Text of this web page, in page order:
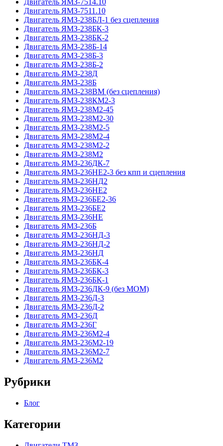
Двигатель ЯМЗ-7514.10
Двигатель ЯМЗ-7511.10
Двигатель ЯМЗ-238БЛ-1 без сцепления
Двигатель ЯМЗ-238БК-3
Двигатель ЯМЗ-238БК-2
Двигатель ЯМЗ-238Б-14
Двигатель ЯМЗ-238Б-3
Двигатель ЯМЗ-238Б-2
Двигатель ЯМЗ-238Д
Двигатель ЯМЗ-238Б
Двигатель ЯМЗ-238ВМ (без сцепления)
Двигатель ЯМЗ-238КМ2-3
Двигатель ЯМЗ-238М2-45
Двигатель ЯМЗ-238М2-30
Двигатель ЯМЗ-238М2-5
Двигатель ЯМЗ-238М2-4
Двигатель ЯМЗ-238М2-2
Двигатель ЯМЗ-238М2
Двигатель ЯМЗ-236ДК-7
Двигатель ЯМЗ-236НЕ2-3 без кпп и сцепления
Двигатель ЯМЗ-236НД2
Двигатель ЯМЗ-236НЕ2
Двигатель ЯМЗ-236БЕ2-36
Двигатель ЯМЗ-236БЕ2
Двигатель ЯМЗ-236НЕ
Двигатель ЯМЗ-236Б
Двигатель ЯМЗ-236НД-3
Двигатель ЯМЗ-236НД-2
Двигатель ЯМЗ-236НД
Двигатель ЯМЗ-236БК-4
Двигатель ЯМЗ-236БК-3
Двигатель ЯМЗ-236БК-1
Двигатель ЯМЗ-236ДК-9 (без МОМ)
Двигатель ЯМЗ-236Д-3
Двигатель ЯМЗ-236Д-2
Двигатель ЯМЗ-236Д
Двигатель ЯМЗ-236Г
Двигатель ЯМЗ-236М2-4
Двигатель ЯМЗ-236М2-19
Двигатель ЯМЗ-236М2-7
Двигатель ЯМЗ-236М2
Рубрики
Блог
Категории